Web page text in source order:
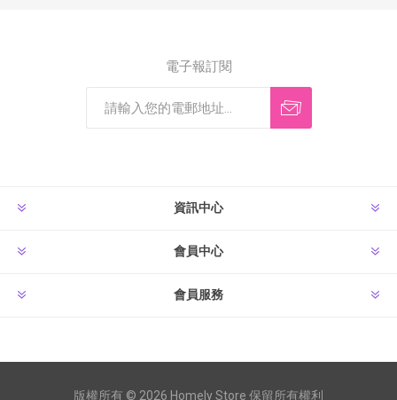
電子報訂閱
資訊中心
會員中心
會員服務
版權所有 © 2026 Homely Store 保留所有權利